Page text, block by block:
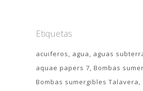
Etiquetas
acuiferos agua
aguas
aquae papers 7 Bombas
Bombas sumergibles Talavera